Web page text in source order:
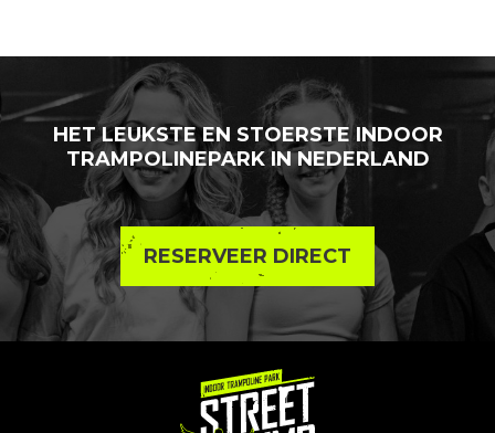
HET LEUKSTE EN STOERSTE INDOOR
TRAMPOLINEPARK IN NEDERLAND
RESERVEER DIRECT